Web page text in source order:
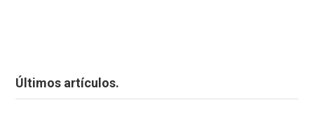
Últimos artículos.